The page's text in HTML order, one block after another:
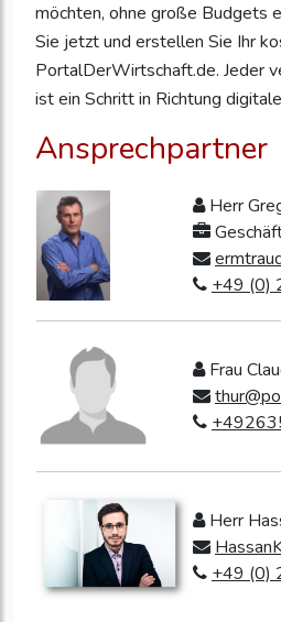
möchten, ohne große Budgets
Sie jetzt und erstellen Sie Ihr
PortalDerWirtschaft.de. Jeder
ist ein Schritt in Richtung
Ansprechpartner
Herr
+49 (0)
Frau
Herr
+49 (0)